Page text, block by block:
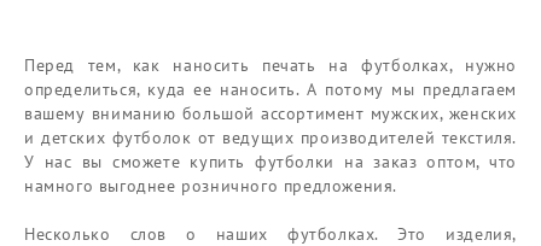
Перед тем,как наносить печать на футболках, нужно
определиться, куда ее наносить. А потому мы предлагаем
вашему вниманию большой ассортимент мужских, женских
и детских футболок от ведущих производителей текстиля.
У нас вы сможете купитьфутболки на заказ оптом, что
намного выгоднее розничного предложения.
Несколько слов о наших футболках. Это изделия,